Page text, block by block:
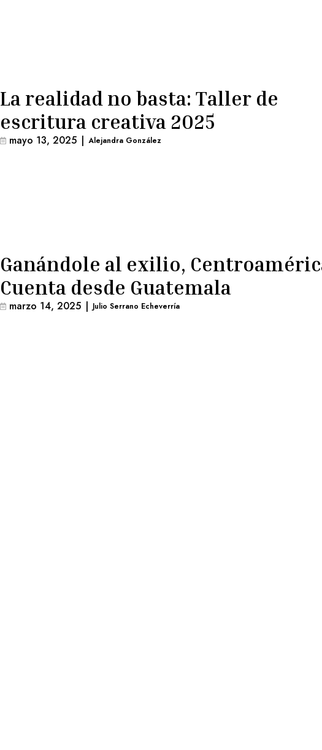
La realidad no basta: Taller de
escritura creativa 2025
mayo 13, 2025 | Alejandra González
Ganándole al exilio,
Cuenta desde Guatemala
marzo 14, 2025 | Julio Serrano Echeverría